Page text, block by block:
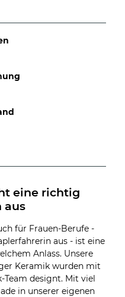
eine richtig
aus
für Frauen-Berufe -
aus - ist eine
Anlass. Unsere
Keramik wurden mit
Team designt. Mit viel
in unserer eigenen